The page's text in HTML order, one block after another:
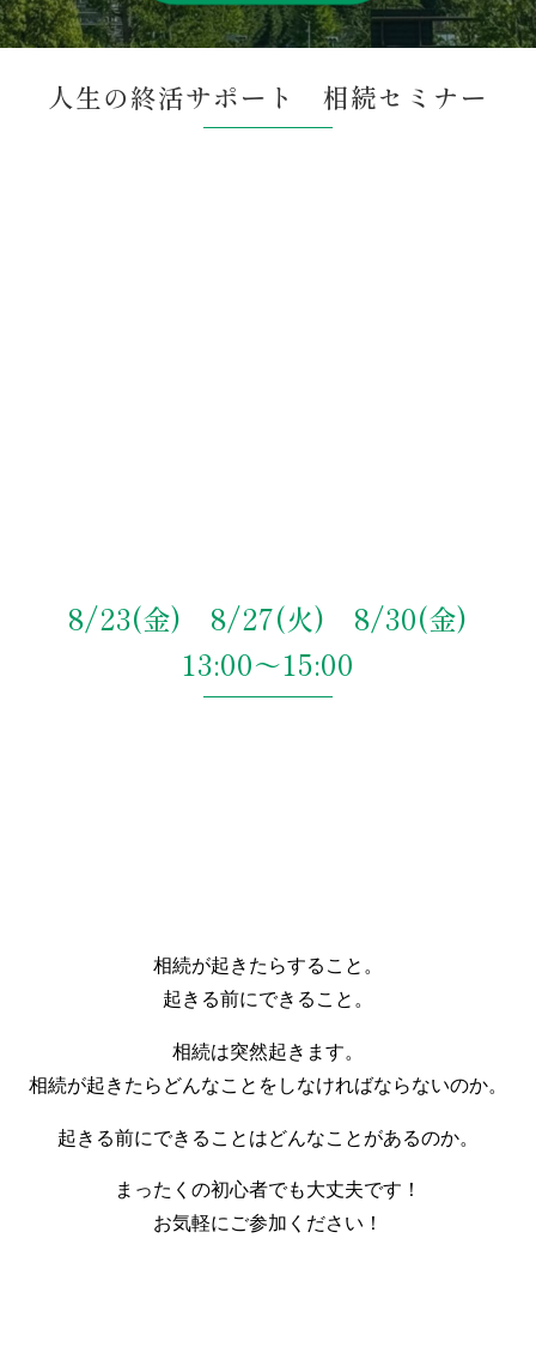
人生の終活サポート 相続セミナー
8/23(金) 8/27(火) 8/30(金)
13:00～15:00
相続が起きたらすること。
起きる前にできること。
相続は突然起きます。
相続が起きたらどんなことをしなければならないのか。
起きる前にできることはどんなことがあるのか。
まったくの初心者でも大丈夫です！
お気軽にご参加ください！